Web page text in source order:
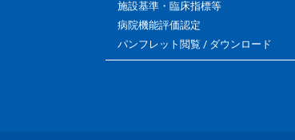
施設基準・臨床指標等
病院機能評価認定
パンフレット閲覧 / ダウンロード